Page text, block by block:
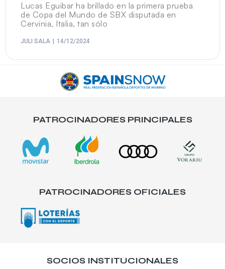
Lucas Eguibar ha brillado en la primera prueba
de Copa del Mundo de SBX disputada en
Cervinia, Italia, tan sólo
JULI SALA 14/12/2024
PATROCINADORES PRINCIPALES
PATROCINADORES OFICIALES
SOCIOS INSTITUCIONALES